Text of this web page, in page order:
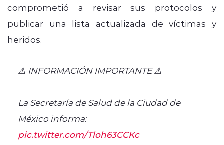
comprometió a revisar sus protocolos y
publicar una lista actualizada de víctimas y
heridos.
⚠️ INFORMACIÓN IMPORTANTE ⚠️
La Secretaría de Salud de la Ciudad de
México informa:
pic.twitter.com/Tloh63CCKc